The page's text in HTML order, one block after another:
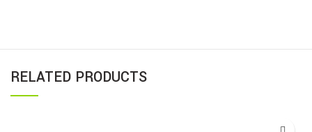
RELATED PRODUCTS